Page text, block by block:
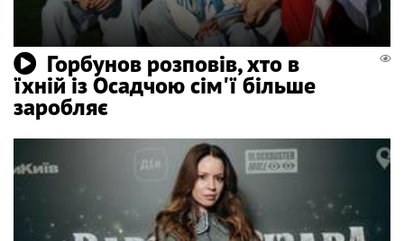
Горбунов розповів, хто в
їхній із Осадчою сім'ї більше
заробляє